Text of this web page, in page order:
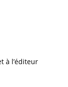
à l’éditeur